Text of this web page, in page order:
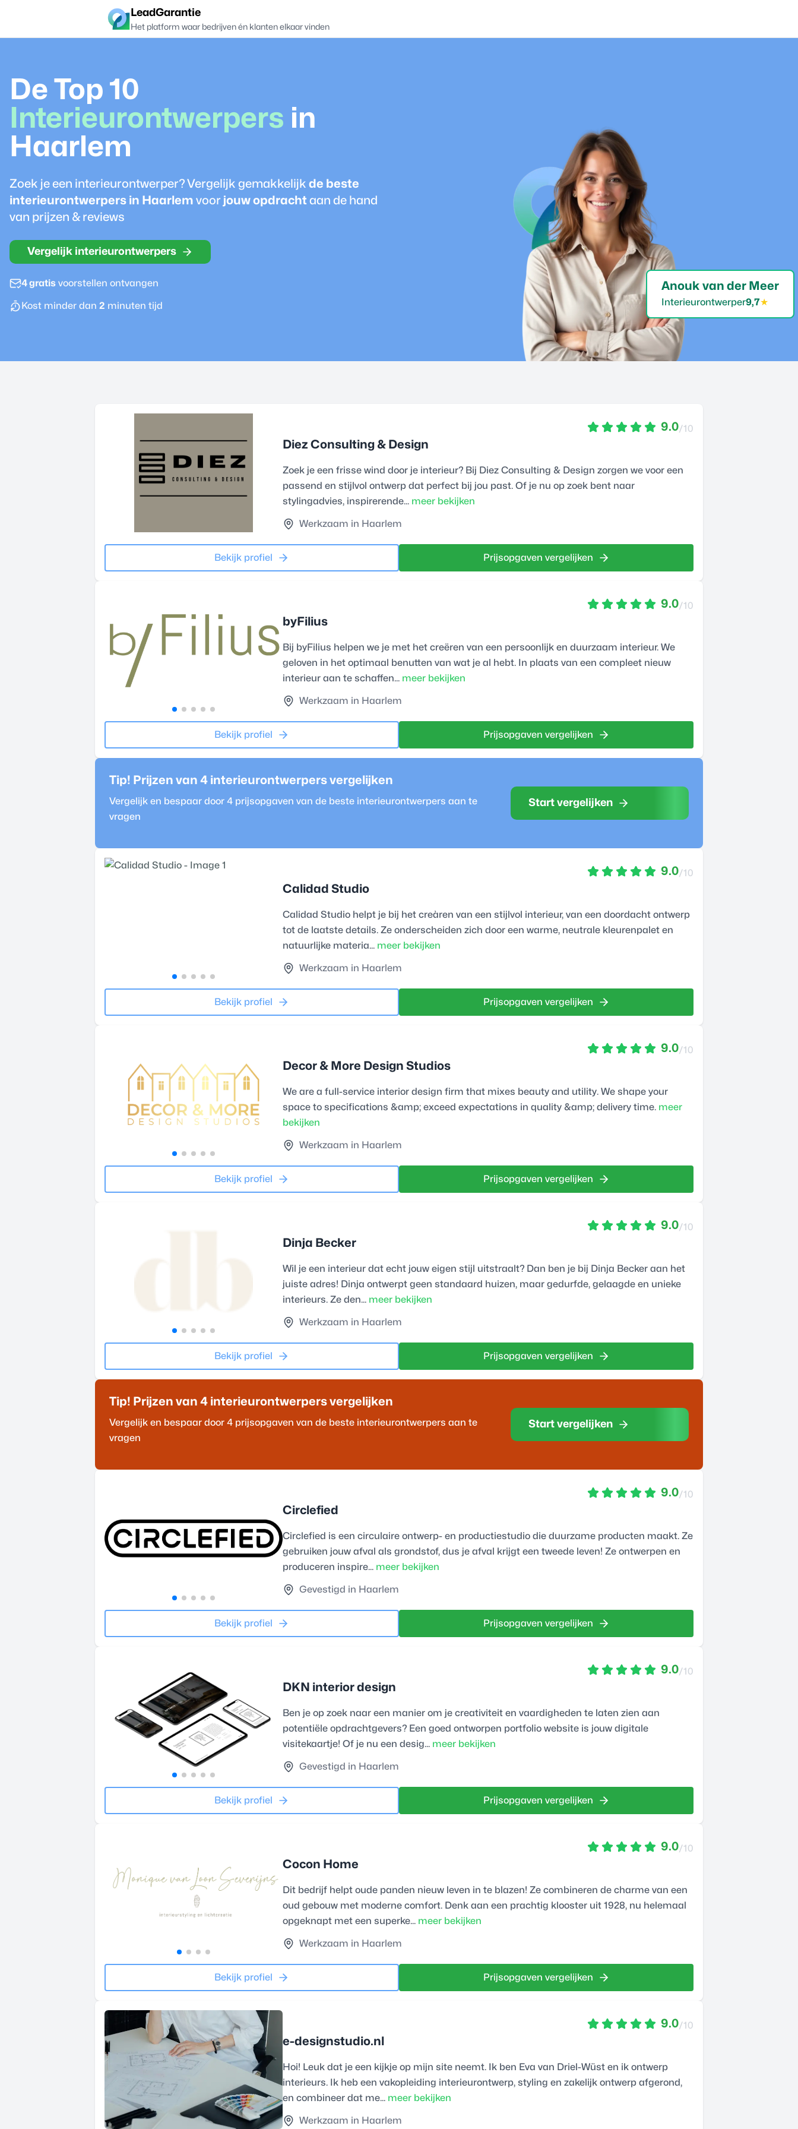
LeadGarantie
Het platform waar bedrijven én klanten elkaar vinden
De Top 10
Interieurontwerpers in
Haarlem
Zoek je een interieurontwerper? Vergelijk gemakkelijk de beste
interieurontwerpers in Haarlem voor jouw opdracht aan de hand
van prijzen & reviews
Vergelijk interieurontwerpers
4 gratis voorstellen ontvangen
Kost minder dan 2 minuten tijd
Anouk van der Meer
Interieurontwerper9,7★
9.0/10
Diez Consulting & Design
Zoek je een frisse wind door je interieur? Bij Diez Consulting & Design zorgen we voor een
passend en stijlvol ontwerp dat perfect bij jou past. Of je nu op zoek bent naar
stylingadvies, inspirerende... meer bekijken
Werkzaam in Haarlem
Bekijk profiel Prijsopgaven vergelijken
9.0/10
byFilius
Bij byFilius helpen we je met het creëren van een persoonlijk en duurzaam interieur. We
geloven in het optimaal benutten van wat je al hebt. In plaats van een compleet nieuw
interieur aan te schaffen... meer bekijken
Werkzaam in Haarlem
Bekijk profiel Prijsopgaven vergelijken
Tip! Prijzen van 4 interieurontwerpers vergelijken
Vergelijk en bespaar door 4 prijsopgaven van de beste interieurontwerpers aan te
vragen
Start vergelijken
9.0/10
Calidad Studio
Calidad Studio helpt je bij het creàren van een stijlvol interieur, van een doordacht ontwerp
tot de laatste details. Ze onderscheiden zich door een warme, neutrale kleurenpalet en
natuurlijke materia... meer bekijken
Werkzaam in Haarlem
Bekijk profiel Prijsopgaven vergelijken
9.0/10
Decor & More Design Studios
We are a full-service interior design firm that mixes beauty and utility. We shape your
space to specifications &amp; exceed expectations in quality &amp; delivery time. meer
bekijken
Werkzaam in Haarlem
Bekijk profiel Prijsopgaven vergelijken
9.0/10
Dinja Becker
Wil je een interieur dat echt jouw eigen stijl uitstraalt? Dan ben je bij Dinja Becker aan het
juiste adres! Dinja ontwerpt geen standaard huizen, maar gedurfde, gelaagde en unieke
interieurs. Ze den... meer bekijken
Werkzaam in Haarlem
Bekijk profiel Prijsopgaven vergelijken
Tip! Prijzen van 4 interieurontwerpers vergelijken
Vergelijk en bespaar door 4 prijsopgaven van de beste interieurontwerpers aan te
vragen
Start vergelijken
9.0/10
Circlefied
Circlefied is een circulaire ontwerp- en productiestudio die duurzame producten maakt. Ze
gebruiken jouw afval als grondstof, dus je afval krijgt een tweede leven! Ze ontwerpen en
produceren inspire... meer bekijken
Gevestigd in Haarlem
Bekijk profiel Prijsopgaven vergelijken
9.0/10
DKN interior design
Ben je op zoek naar een manier om je creativiteit en vaardigheden te laten zien aan
potentiële opdrachtgevers? Een goed ontworpen portfolio website is jouw digitale
visitekaartje! Of je nu een desig... meer bekijken
Gevestigd in Haarlem
Bekijk profiel Prijsopgaven vergelijken
9.0/10
Cocon Home
Dit bedrijf helpt oude panden nieuw leven in te blazen! Ze combineren de charme van een
oud gebouw met moderne comfort. Denk aan een prachtig klooster uit 1928, nu helemaal
opgeknapt met een superke... meer bekijken
Werkzaam in Haarlem
Bekijk profiel Prijsopgaven vergelijken
9.0/10
e-designstudio.nl
Hoi! Leuk dat je een kijkje op mijn site neemt. Ik ben Eva van Driel-Wüst en ik ontwerp
interieurs. Ik heb een vakopleiding interieurontwerp, styling en zakelijk ontwerp afgerond,
en combineer dat me... meer bekijken
Werkzaam in Haarlem